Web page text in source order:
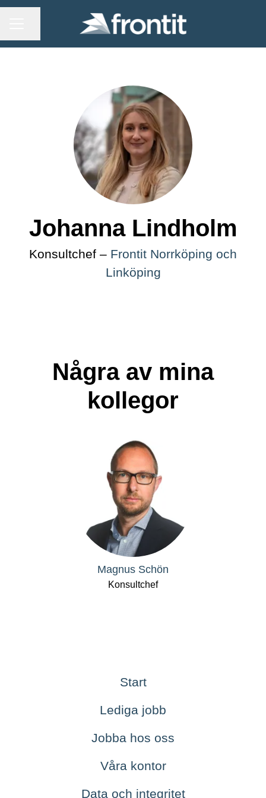
Johanna Lindholm
Konsultchef – Frontit Norrköping och
Linköping
Några av mina
kollegor
Magnus Schön
Konsultchef
Start
Lediga jobb
Jobba hos oss
Våra kontor
Data och integritet